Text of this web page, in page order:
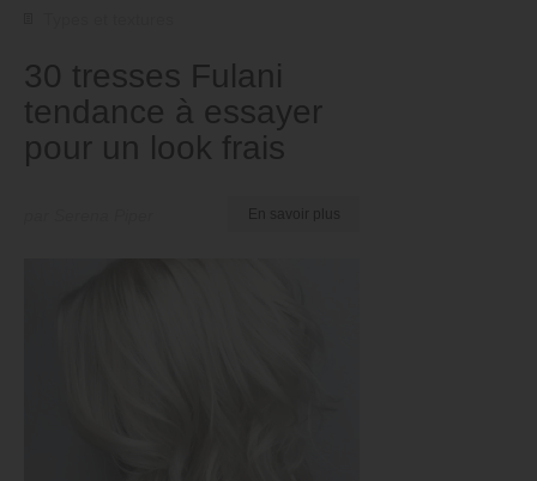
30 tresses Fulani
tendance à essayer
pour un look frais